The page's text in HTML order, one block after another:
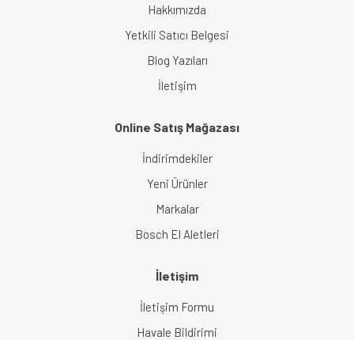
Hakkımızda
Yetkili Satıcı Belgesi
Blog Yazıları
İletişim
Online Satış Mağazası
İndirimdekiler
Yeni Ürünler
Markalar
Bosch El Aletleri
İletişim
İletişim Formu
Havale Bildirimi